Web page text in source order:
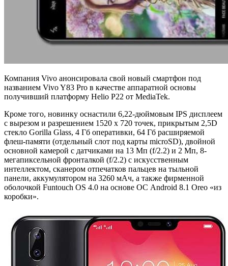
Компания Vivo анонсировала свой новый смартфон под
названием Vivo Y83 Pro в качестве аппаратной основы
получивший платформу Helio P22 от MediaTek.
Кроме того, новинку оснастили 6,22-дюймовым IPS дисплеем
с вырезом и разрешением 1520 х 720 точек, прикрытым 2,5D
стекло Gorilla Glass, 4 Гб оперативки, 64 Гб расширяемой
флеш-памяти (отдельный слот под карты microSD), двойной
основной камерой с датчиками на 13 Мп (f/2.2) и 2 Мп, 8-
мегапиксельной фронталкой (f/2.2) с искусственным
интеллектом, сканером отпечатков пальцев на тыльной
панели, аккумулятором на 3260 мАч, а также фирменной
оболочкой Funtouch OS 4.0 на основе ОС Android 8.1 Oreo «из
коробки».